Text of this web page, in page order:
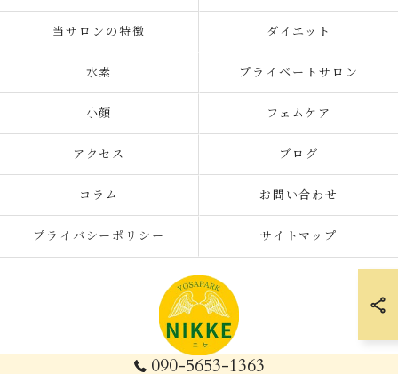
090-5653-1363
当サロンの特徴 ダイエット
水素 プライベートサロン
小顔 フェムケア
アクセス ブログ
コラム お問い合わせ
プライバシーポリシー サイトマップ